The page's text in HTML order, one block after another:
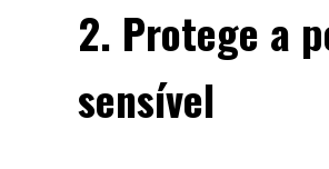
2. Protege a
sensível